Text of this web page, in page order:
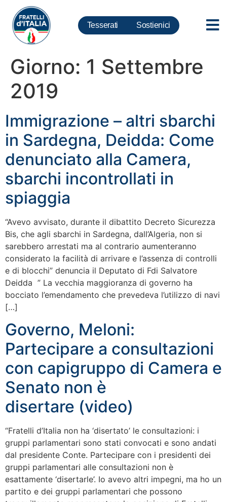
Tesserati Sostienici
Giorno: 1 Settembre
2019
Immigrazione – altri sbarchi
in Sardegna, Deidda: Come
denunciato alla Camera,
sbarchi incontrollati in
spiaggia
“Avevo avvisato, durante il dibattito Decreto Sicurezza
Bis, che agli sbarchi in Sardegna, dall’Algeria, non si
sarebbero arrestati ma al contrario aumenteranno
considerato la facilità di arrivare e l’assenza di controlli
e di blocchi” denuncia il Deputato di Fdi Salvatore
Deidda ” La vecchia maggioranza di governo ha
bocciato l’emendamento che prevedeva l’utilizzo di navi
[…]
Governo, Meloni:
Partecipare a consultazioni
con capigruppo di Camera e
Senato non è
disertare (video)
“Fratelli d’Italia non ha ‘disertato’ le consultazioni: i
gruppi parlamentari sono stati convocati e sono andati
dal presidente Conte. Partecipare con i presidenti dei
gruppi parlamentari alle consultazioni non è
esattamente ‘disertarle’. Io avevo altri impegni, ma ho un
partito e dei gruppi parlamentari che possono